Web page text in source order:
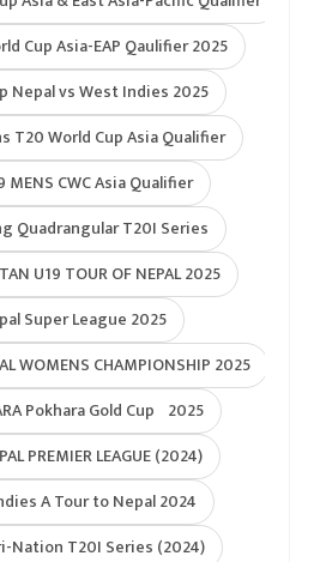
Cup Asia-EAP Qaulifier 2025
Nepal vs West Indies 2025
T20 World Cup Asia Qualifier
MENS CWC Asia Qualifier
Quadrangular T20I Series
U19 TOUR OF NEPAL 2025
Super League 2025
WOMENS CHAMPIONSHIP 2025
Pokhara Gold Cup 2025
PREMIER LEAGUE (2024)
A Tour to Nepal 2024
Nation T20I Series (2024)